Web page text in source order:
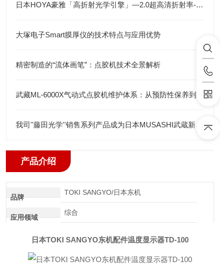
日本HOYA豪雅「高折射光学引擎」—2.0超高清折射率-总代理藤田光学
大塚电子Smart膜厚仪的技术特点与应用优势
精密制造的“流体画笔”：点胶机技术全景解析
我司''藤田光学''销售系列产品成为日本MUSASHI武蔵新的代理店
产品介绍
品牌
TOKI SANGYO/日本东机
应用领域
综合
日本TOKI SANGYO东机配件温度显示器TD-100